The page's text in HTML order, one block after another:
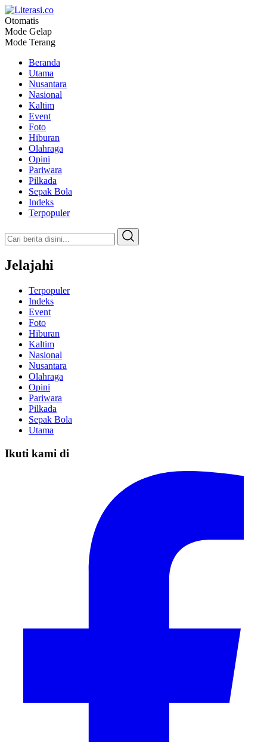
Literasi.co
Pilar Informasi
Otomatis
Mode Gelap
Mode Terang
Beranda
Utama
Nusantara
Nasional
Kaltim
Event
Foto
Hiburan
Olahraga
Opini
Pariwara
Pilkada
Sepak Bola
Indeks
Terpopuler
Jelajahi
Terpopuler
Indeks
Event
Foto
Hiburan
Kaltim
Nasional
Nusantara
Olahraga
Opini
Pariwara
Pilkada
Sepak Bola
Utama
Ikuti kami di